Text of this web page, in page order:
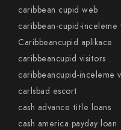
caribbean cupid web
caribbean-cupid-inceleme
Caribbeancupid aplikace
caribbeancupid visitors
caribbeancupid-inceleme
carlsbad escort
cash advance title loans
cash america payday loan